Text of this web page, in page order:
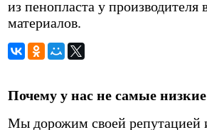
из пенопласта у производителя
материалов.
Почему у нас не самые
Мы дорожим своей